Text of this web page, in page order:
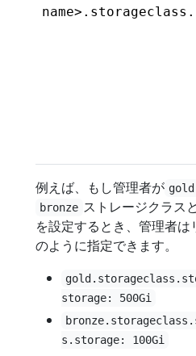
例えば、もし管理者が gold
bronze ストレージクラス
を設定するとき、管理者
のように指定できます。
storage: 500Gi
s.storage: 100Gi